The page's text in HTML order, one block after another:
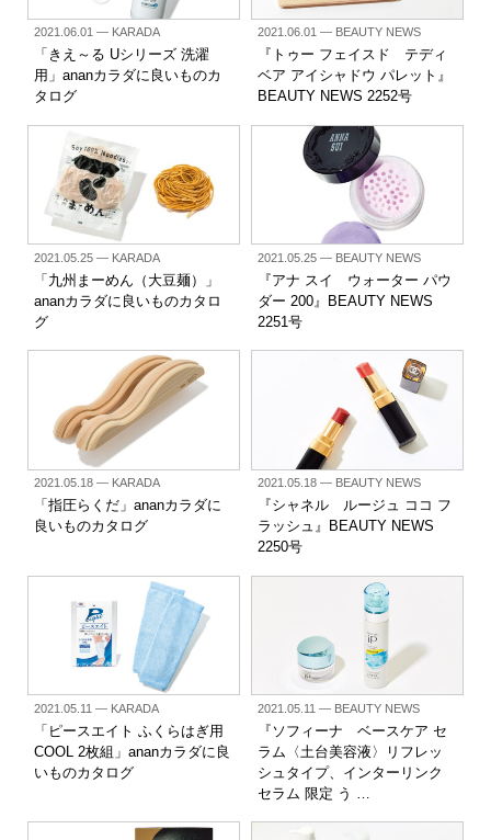
2021.06.01— KARADA
「きえ～る Uシリーズ 洗濯
用」ananカラダに良いものカ
タログ
2021.06.01— BEAUTY NEWS
『トゥー フェイスド テディ
ベア アイシャドウ パレット』
BEAUTY NEWS 2252号
2021.05.25— KARADA
「九州まーめん（大豆麺）」
ananカラダに良いものカタロ
グ
2021.05.25— BEAUTY NEWS
『アナ スイ ウォーター パウ
ダー 200』BEAUTY NEWS
2251号
2021.05.18— KARADA
「指圧らくだ」ananカラダに
良いものカタログ
2021.05.18— BEAUTY NEWS
『シャネル ルージュ ココ フ
ラッシュ』BEAUTY NEWS
2250号
2021.05.11— KARADA
「ピースエイト ふくらはぎ用
COOL 2枚組」ananカラダに良
いものカタログ
2021.05.11— BEAUTY NEWS
『ソフィーナ ベースケア セ
ラム〈土台美容液〉リフレッ
シュタイプ、インターリンク
セラム 限定 う …